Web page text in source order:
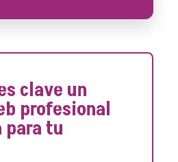
clave un
profesional
para tu